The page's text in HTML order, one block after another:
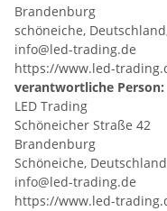
Brandenburg
schöneiche,
info@led-trading.de
https://www.led-
verantwortliche Person:
LED Trading
Schöneicher Straße 42
Brandenburg
Schöneiche,
info@led-trading.de
https://www.led-